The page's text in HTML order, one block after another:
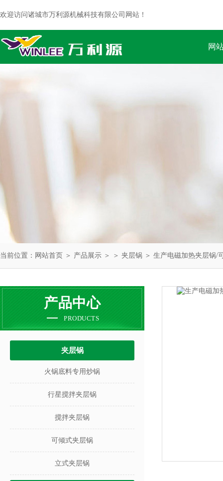
欢迎访问诸城市万利源机械科技有限公司网站！
网
当前位置： 网站首页 ＞ 产品展示 ＞ ＞ 夹层锅 ＞ 生产电磁加热夹层锅/
产品中心
PRODUCTS
夹层锅
火锅底料专用炒锅
行星搅拌夹层锅
搅拌夹层锅
可倾式夹层锅
立式夹层锅